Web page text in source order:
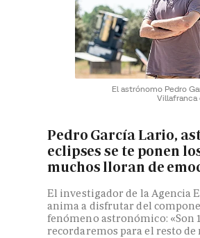
El astrónomo Pedro
Villafranca
Pedro García Lario,
eclipses se te ponen
muchos lloran de
El investigador de la Agencia
anima a disfrutar del
fenómeno astronómico: «Son
recordaremos para el resto de